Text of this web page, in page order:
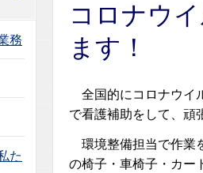
務
た
コロナウ
ます！
全国的にコロナウイ
で看護補助をして、頑
環境整備担当で作業
の椅子・車椅子・カー